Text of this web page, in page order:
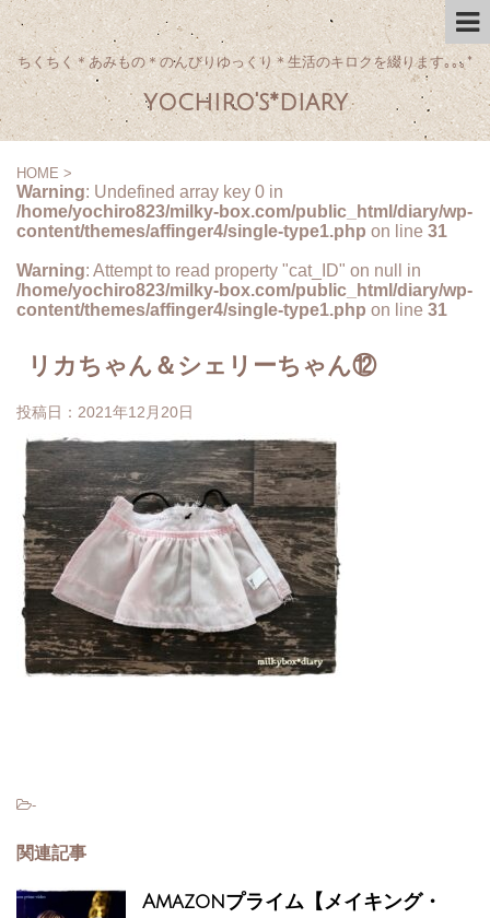
ちくちく＊あみもの＊のんびりゆっくり＊生活のキロクを綴ります｡｡｡*
yochiro's*diary
HOME >
Warning: Undefined array key 0 in
/home/yochiro823/milky-box.com/public_html/diary/wp-
content/themes/affinger4/single-type1.php on line 31
Warning: Attempt to read property "cat_ID" on null in
/home/yochiro823/milky-box.com/public_html/diary/wp-
content/themes/affinger4/single-type1.php on line 31
リカちゃん＆シェリーちゃん⑫
投稿日： 2021年12月20日
-
関連記事
Amazonプライム【メイキング・